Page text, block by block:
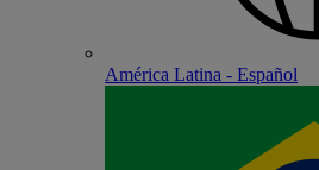
América Latina - Español